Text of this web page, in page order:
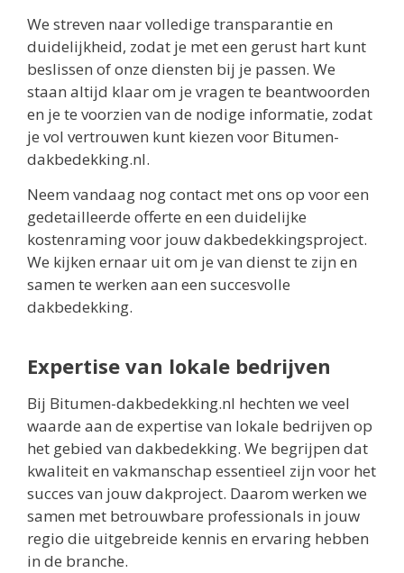
We streven naar volledige transparantie en
duidelijkheid, zodat je met een gerust hart kunt
beslissen of onze diensten bij je passen. We
staan altijd klaar om je vragen te beantwoorden
en je te voorzien van de nodige informatie, zodat
je vol vertrouwen kunt kiezen voor Bitumen-
dakbedekking.nl.
Neem vandaag nog contact met ons op voor een
gedetailleerde offerte en een duidelijke
kostenraming voor jouw dakbedekkingsproject.
We kijken ernaar uit om je van dienst te zijn en
samen te werken aan een succesvolle
dakbedekking.
Expertise van lokale bedrijven
Bij Bitumen-dakbedekking.nl hechten we veel
waarde aan de expertise van lokale bedrijven op
het gebied van dakbedekking. We begrijpen dat
kwaliteit en vakmanschap essentieel zijn voor het
succes van jouw dakproject. Daarom werken we
samen met betrouwbare professionals in jouw
regio die uitgebreide kennis en ervaring hebben
in de branche.